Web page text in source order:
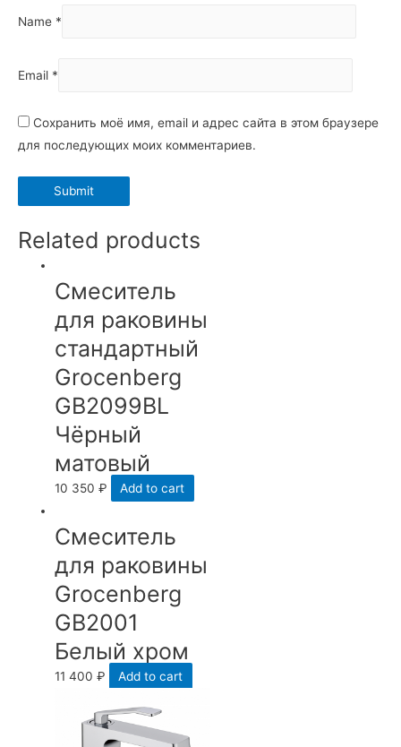
Name *
Email *
Сохранить моё имя, email и адрес сайта в этом браузере
для последующих моих комментариев.
Related products
Смеситель
для раковины
стандартный
Grocenberg
GB2099BL
Чёрный
матовый
10 350₽ Add to cart
Cмеситель
для раковины
Grocenberg
GB2001
Белый хром
11 400₽ Add to cart